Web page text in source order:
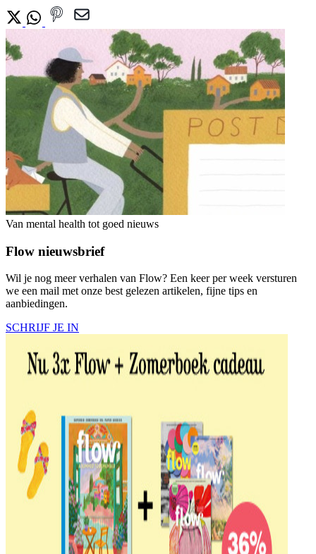
Van mental health tot goed nieuws
Flow nieuwsbrief
Wil je nog meer verhalen van Flow? Een keer per week versturen
we een mail met onze best gelezen artikelen, fijne tips en
aanbiedingen.
SCHRIJF JE IN